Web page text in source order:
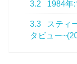
3.2 1984年
3.3
スティ
タビュー